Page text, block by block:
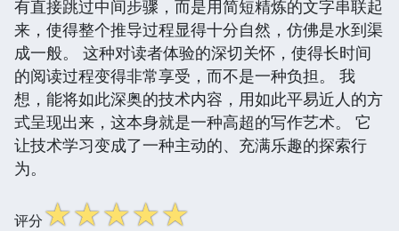
有直接跳过中间步骤，而是用简短精炼的文字串联起
来，使得整个推导过程显得十分自然，仿佛是水到渠
成一般。 这种对读者体验的深切关怀，使得长时间
的阅读过程变得非常享受，而不是一种负担。 我
想，能将如此深奥的技术内容，用如此平易近人的方
式呈现出来，这本身就是一种高超的写作艺术。 它
让技术学习变成了一种主动的、充满乐趣的探索行
为。
评分☆☆☆☆☆